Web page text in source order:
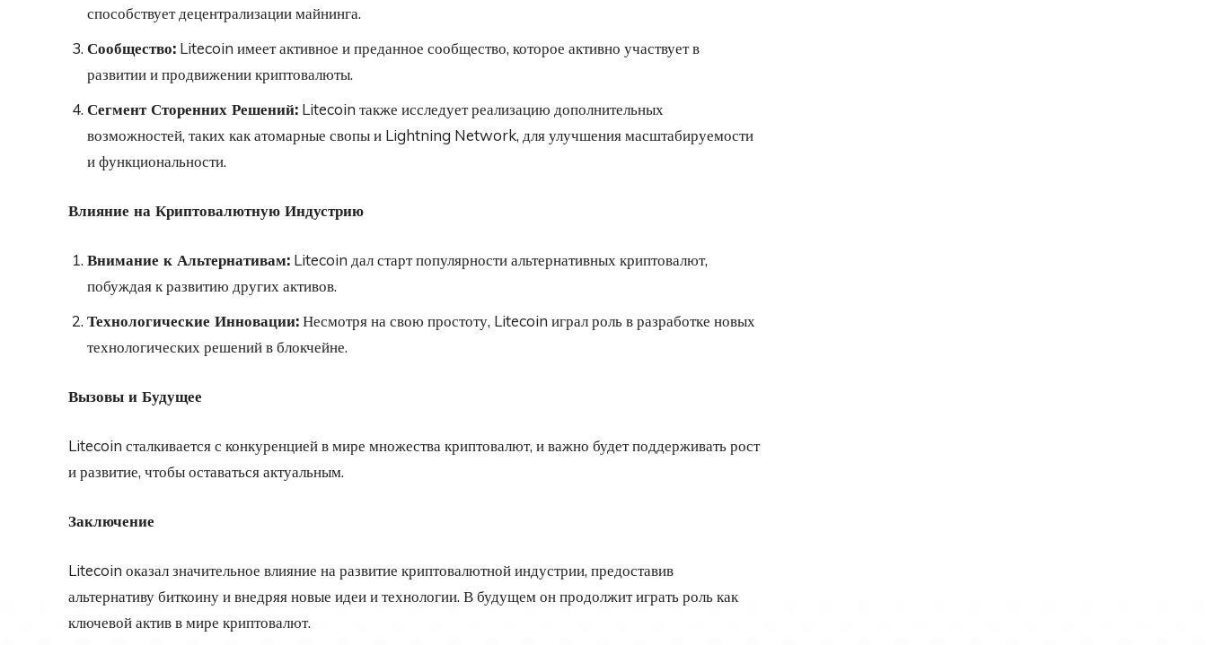
способствует децентрализации майнинга.
Сообщество: Litecoin имеет активное и преданное сообщество, которое активно участвует в
развитии и продвижении криптовалюты.
Сегмент Сторенних Решений: Litecoin также исследует реализацию дополнительных
возможностей, таких как атомарные свопы и Lightning Network, для улучшения масштабируемости
и функциональности.
Влияние на Криптовалютную Индустрию
Внимание к Альтернативам: Litecoin дал старт популярности альтернативных криптовалют,
побуждая к развитию других активов.
Технологические Инновации:Несмотря на свою простоту, Litecoin играл роль в разработке новых
технологических решений в блокчейне.
Вызовы и Будущее
Litecoin сталкивается с конкуренцией в мире множества криптовалют, и важно будет поддерживать рост
и развитие, чтобы оставаться актуальным.
Заключение
Litecoin оказал значительное влияние на развитие криптовалютной индустрии, предоставив
альтернативу биткоину и внедряя новые идеи и технологии. В будущем он продолжит играть роль как
ключевой актив в мире криптовалют.